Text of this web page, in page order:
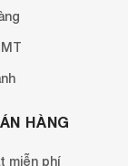
HÀNG
miễn phí